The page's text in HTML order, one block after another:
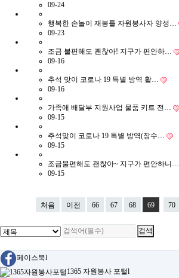
09-24
행복한 손놀이 재봉틀 자원봉사자 양성…
09-23
조금 불편해도 괜찮아! 지구가 편안하…
09-16
추석 맞이 코로나 19 특별 방역 활…
09-16
가족애 배달부 지원사업 물품 키트 전…
09-15
추석맞이 코로나 19 특별 방역(장수…
09-15
조금불편해도 괜찮아~ 지구가 편안하니…
09-15
처음 이전 66 67 68 69 70
페이스북l
1365 자원봉사 포털l